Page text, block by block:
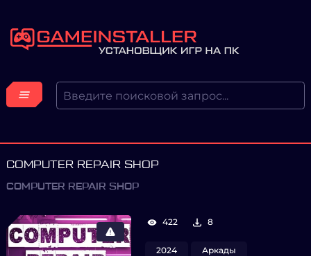
COMPUTER REPAIR SHOP
COMPUTER REPAIR SHOP
422 8
2024
Аркады